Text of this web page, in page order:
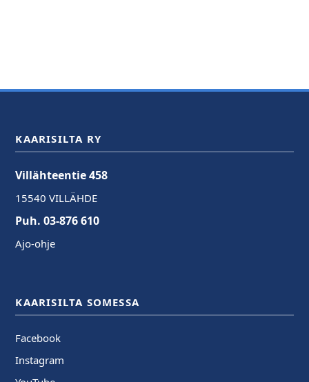
KAARISILTA RY
Villähteentie 458
15540 VILLÄHDE
Puh. 03-876 610
Ajo-ohje
KAARISILTA SOMESSA
Facebook
Instagram